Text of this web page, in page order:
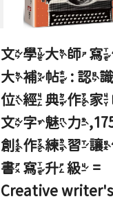
文學大師
大補帖 : 認
位經典作家
文字魅力
創作練習
書寫升級 =
Creative writer's